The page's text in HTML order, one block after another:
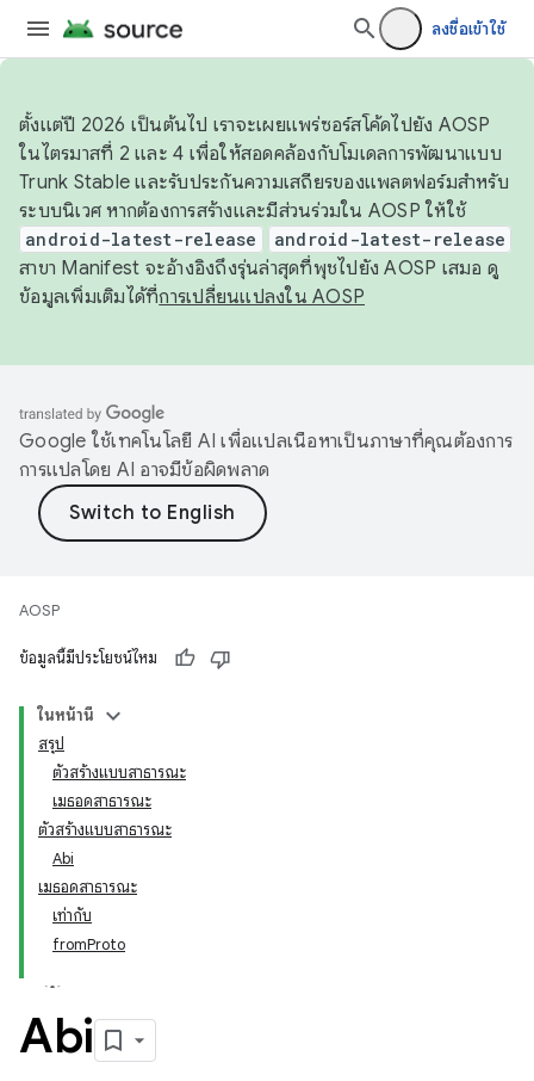
ลงชื่อเข้าใช้
ตั้งแต่ปี 2026 เป็นต้นไป เราจะเผยแพร่ซอร์สโค้ดไปยัง AOSP
ในไตรมาสที่ 2 และ 4 เพื่อให้สอดคล้องกับโมเดลการพัฒนาแบบ
Trunk Stable และรับประกันความเสถียรของแพลตฟอร์มสำหรับ
ระบบนิเวศ หากต้องการสร้างและมีส่วนร่วมใน AOSP ให้ใช้
android-latest-release android-latest-release
สาขา Manifest จะอ้างอิงถึงรุ่นล่าสุดที่พุชไปยัง AOSP เสมอ ดู
ข้อมูลเพิ่มเติมได้ที่การเปลี่ยนแปลงใน AOSP
Google ใช้เทคโนโลยี AI เพื่อแปลเนื้อหาเป็นภาษาที่คุณต้องการ
การแปลโดย AI อาจมีข้อผิดพลาด
AOSP
ข้อมูลนี้มีประโยชน์ไหม
ในหน้านี้
สรุป
ตัวสร้างแบบสาธารณะ
เมธอดสาธารณะ
ตัวสร้างแบบสาธารณะ
Abi
เมธอดสาธารณะ
เท่ากับ
fromProto
Abi